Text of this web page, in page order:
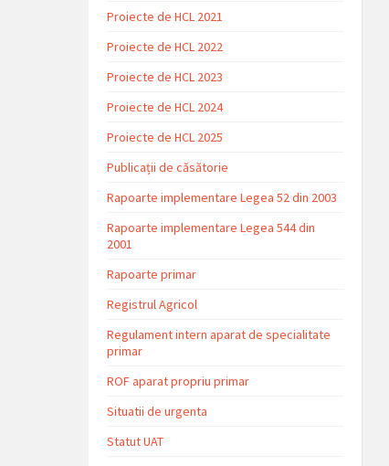
Proiecte de HCL 2021
Proiecte de HCL 2022
Proiecte de HCL 2023
Proiecte de HCL 2024
Proiecte de HCL 2025
Publicații de căsătorie
Rapoarte implementare Legea 52 din 2003
Rapoarte implementare Legea 544 din
2001
Rapoarte primar
Registrul Agricol
Regulament intern aparat de specialitate
primar
ROF aparat propriu primar
Situatii de urgenta
Statut UAT